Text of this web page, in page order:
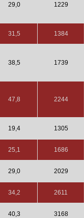
29,0 1229
31,5 1384
38,5 1739
47,8 2244
19,4 1305
25,1 1686
29,0 2029
34,2 2611
40,3 3168